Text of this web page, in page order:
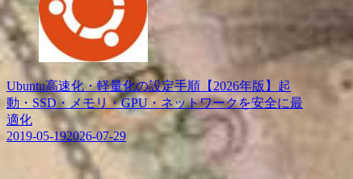
Ubuntu高速化・軽量化の設定手順【2026年版】起
動・SSD・メモリ・GPU・ネットワークを安全に最
適化
2019-05-192026-07-29